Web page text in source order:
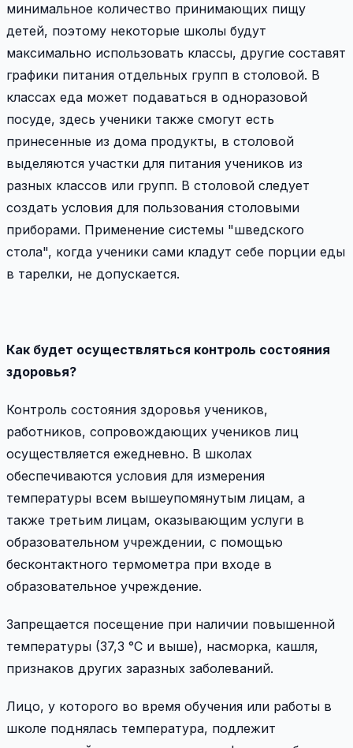
минимальное количество принимающих пищу
детей, поэтому некоторые школы будут
максимально использовать классы, другие составят
графики питания отдельных групп в столовой. В
классах еда может подаваться в одноразовой
посуде, здесь ученики также смогут есть
принесенные из дома продукты, в столовой
выделяются участки для питания учеников из
разных классов или групп. В столовой следует
создать условия для пользования столовыми
приборами. Применение системы "шведского
стола", когда ученики сами кладут себе порции еды
в тарелки, не допускается.
Как будет осуществляться контроль состояния
здоровья?
Контроль состояния здоровья учеников,
работников, сопровождающих учеников лиц
осуществляется ежедневно. В школах
обеспечиваются условия для измерения
температуры всем вышеупомянутым лицам, а
также третьим лицам, оказывающим услуги в
образовательном учреждении, с помощью
бесконтактного термометра при входе в
образовательное учреждение.
Запрещается посещение при наличии повышенной
температуры (37,3 °C и выше), насморка, кашля,
признаков других заразных заболеваний.
Лицо, у которого во время обучения или работы в
школе поднялась температура, подлежит